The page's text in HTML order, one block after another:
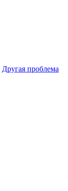
Другая проблема